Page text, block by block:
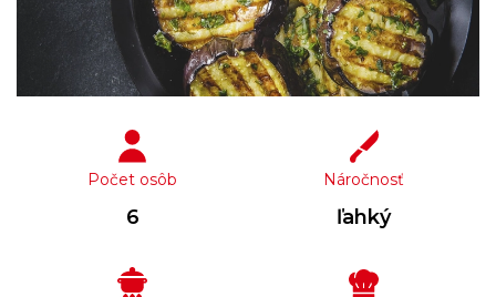
Počet osôb
6
Náročnosť
ľahký